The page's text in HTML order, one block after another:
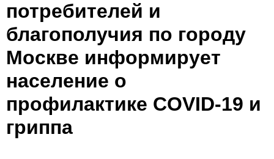
потребителей и
благополучия по городу
Москве информирует
население о
профилактике COVID-19 и
гриппа